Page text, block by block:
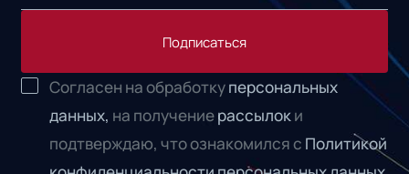
Подписаться
Согласен на обработкуперсональных
данных, на получениерассылоки
подтверждаю, что ознакомился с Политикой